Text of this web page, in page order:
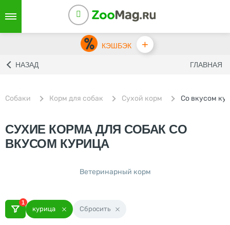
КЭШБЭК +
НАЗАД ГЛАВНАЯ
Собаки Корм для собак Сухой корм Со вкусом
СУХИЕ КОРМА ДЛЯ СОБАК CО
ВКУСОМ КУРИЦА
Ветеринарный корм
1
курица Сбросить